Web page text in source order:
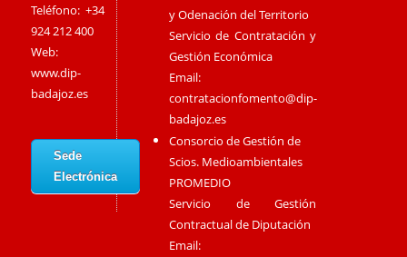
Teléfono: +34
924 212 400
Web:
www.dip-
badajoz.es
Sede
Electrónica
y Odenación del Territorio
Servicio de Contratación y
Gestión Económica
Email:
contratacionfomento@dip-
badajoz.es
Consorcio de Gestión de
Scios. Medioambientales
PROMEDIO
Servicio de Gestión
Contractual de Diputación
Email: